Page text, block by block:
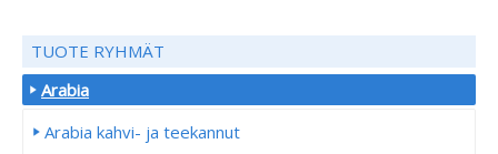
TUOTE RYHMÄT
Arabia
Arabia kahvi- ja teekannut